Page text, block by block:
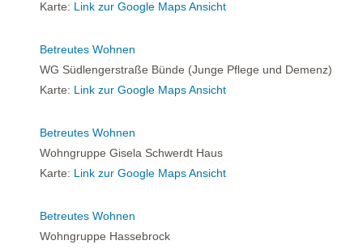
Karte: Link zur Google Maps Ansicht
Betreutes Wohnen
WG Südlengerstraße Bünde (Junge Pflege und Demenz)
Karte: Link zur Google Maps Ansicht
Betreutes Wohnen
Wohngruppe Gisela Schwerdt Haus
Karte: Link zur Google Maps Ansicht
Betreutes Wohnen
Wohngruppe Hassebrock